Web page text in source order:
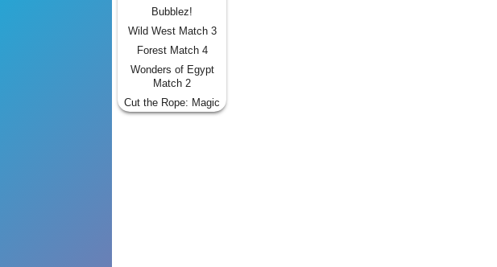
Bubblez!
Wild West Match 3
Forest Match 4
Wonders of Egypt
Match 2
Cut the Rope: Magic